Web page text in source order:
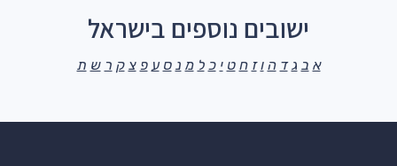
ישובים נוספים בישראל
א ב ג ד ה ו ז ח ט י כ ל מ נ ס ע פ צ ק ר ש ת